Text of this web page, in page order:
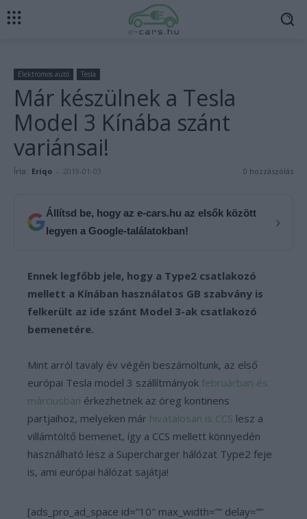
Elektromos autó Tesla
Már készülnek a Tesla
Model 3 Kínába szánt
variánsai!
Írta: Eriqo - 2019-01-03 0 hozzászólás
Állítsd be, hogy az e-cars.hu az elsők között
legyen a Google-találatokban!
›
Ennek legfőbb jele, hogy a Type2 csatlakozó
mellett a Kínában használatos GB szabvány is
felkerült az ide szánt Model 3-ak csatlakozó
bemenetére.
Mint arról tavaly év végén beszámoltunk, az első
európai Tesla model 3 szállítmányok februárban és
márciusban érkezhetnek az öreg kontinens
partjaihoz, melyeken már hivatalosan is CCS lesz a
villámtöltő bemenet, így a CCS mellett könnyedén
használható lesz a Supercharger hálózat Type2 feje
is, ami európai hálózat sajátja!
[ads_pro_ad_space id=”10″ max_width=”” delay=””